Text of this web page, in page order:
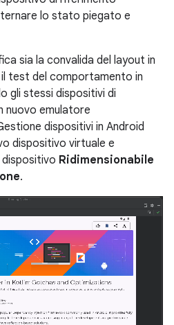
lo stato piegato e
sia la convalida del layout in
test del comportamento in
gli stessi dispositivi di
nuovo emulatore
dispositivi in Android
dispositivo virtuale e
dispositivo Ridimensionabile
.